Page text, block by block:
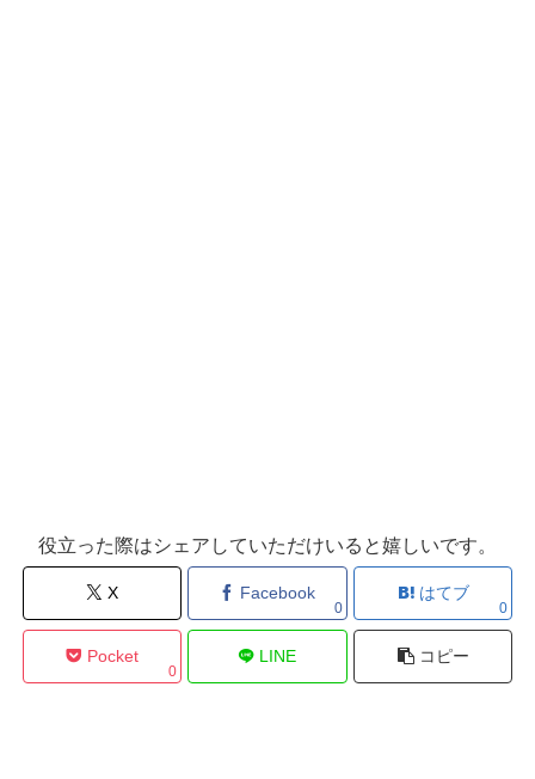
役立った際はシェアしていただけいると嬉しいです。
X Facebook
0
はてブ
0
Pocket
0
LINE コピー